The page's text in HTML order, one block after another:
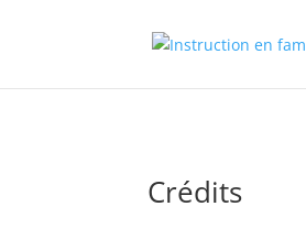
Crédits